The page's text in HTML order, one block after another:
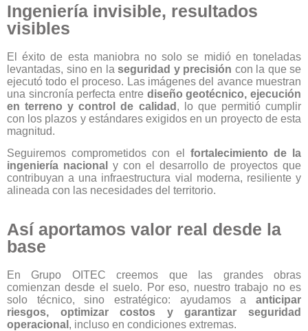
Ingeniería invisible, resultados
visibles
El éxito de esta maniobra no solo se midió en toneladas
levantadas, sino en la seguridad y precisión con la que se
ejecutó todo el proceso. Las imágenes del avance muestran
una sincronía perfecta entre diseño geotécnico, ejecución
en terreno y control de calidad , lo que permitió cumplir
con los plazos y estándares exigidos en un proyecto de esta
magnitud.
Seguiremos comprometidos con el fortalecimiento de la
ingeniería nacional
y con el desarrollo de proyectos que
contribuyan a una infraestructura vial moderna, resiliente y
alineada con las necesidades del territorio.
Así aportamos valor real desde la
base
En Grupo OITEC creemos que las grandes obras
comienzan desde el suelo. Por eso, nuestro trabajo no es
solo técnico, sino estratégico: ayudamos a anticipar
riesgos, optimizar costos y garantizar seguridad
operacional , incluso en condiciones extremas.